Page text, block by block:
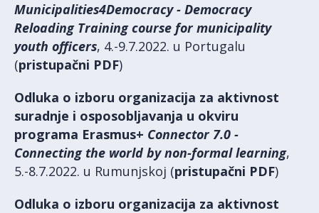
Municipalities4Democracy - Democracy
Reloading Training course for municipality
youth officers, 4.-9.7.2022. u Portugalu
(pristupačni PDF)
Odluka o izboru organizacija za aktivnost
suradnje i osposobljavanja u okviru
programa Erasmus+ Connector 7.0 -
Connecting the world by non-formal learning,
5.-8.7.2022. u Rumunjskoj (pristupačni PDF)
Odluka o izboru organizacija za aktivnost